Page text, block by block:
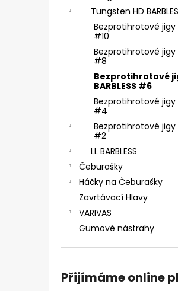
Tungsten HD
Bezprotihrotové jigy
#10
Bezprotihrotové jigy
#8
Bezprotihrotové
BARBLESS #6
Bezprotihrotové jigy
#4
Bezprotihrotové jigy
#2
LL BARBLESS
Čeburašky
Háčky na Čeburašky
Zavrtávací Hlavy
VARIVAS
Gumové nástrahy
Přijímáme online
ČIHÁTKO POD PRUT - 30